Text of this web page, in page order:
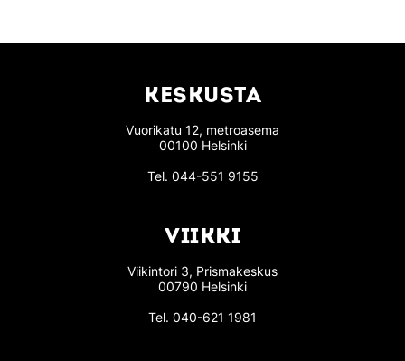
KESKUSTA
Vuorikatu 12, metroasema
00100 Helsinki
Tel. 044-551 9155
VIIKKI
Viikintori 3, Prismakeskus
00790 Helsinki
Tel. 040-621 1981